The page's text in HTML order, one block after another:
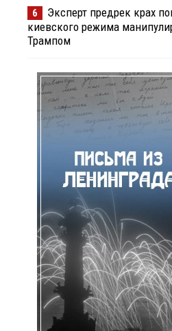
6
Эксперт предрек крах
киевского режима
Трампом